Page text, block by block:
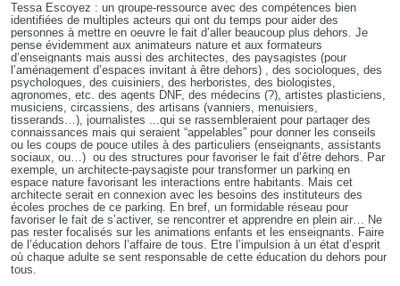
Tessa Escoyez : un groupe-ressource avec des compétences bien
identifiées de multiples acteurs qui ont du temps pour aider des
personnes à mettre en oeuvre le fait d’aller beaucoup plus dehors. Je
pense évidemment aux animateurs nature et aux formateurs
d’enseignants mais aussi des architectes, des paysagistes (pour
l’aménagement d’espaces invitant à être dehors) , des sociologues, des
psychologues, des cuisiniers, des herboristes, des biologistes,
agronomes, etc. des agents DNF, des médecins (?), artistes plasticiens,
musiciens, circassiens, des artisans (vanniers, menuisiers,
tisserands…), journalistes ...qui se rassembleraient pour partager des
connaissances mais qui seraient “appelables” pour donner les conseils
ou les coups de pouce utiles à des particuliers (enseignants, assistants
sociaux, ou…) ou des structures pour favoriser le fait d’être dehors. Par
exemple, un architecte-paysagiste pour transformer un parking en
espace nature favorisant les interactions entre habitants. Mais cet
architecte serait en connexion avec les besoins des instituteurs des
écoles proches de ce parking. En bref, un formidable réseau pour
favoriser le fait de s’activer, se rencontrer et apprendre en plein air… Ne
pas rester focalisés sur les animations enfants et les enseignants. Faire
de l’éducation dehors l’affaire de tous. Etre l’impulsion à un état d’esprit
où chaque adulte se sent responsable de cette éducation du dehors pour
tous.